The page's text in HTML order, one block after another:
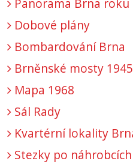
Panorama Brna roku
Dobové plány
Bombardování Brna
Brněnské mosty 1945
Mapa 1968
Sál Rady
Kvartérní lokality
Stezky po